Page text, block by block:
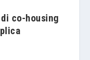
co-housing